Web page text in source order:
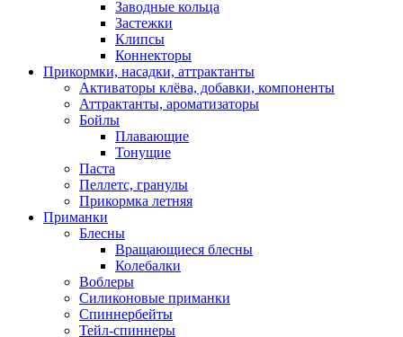
Заводные кольца
Застежки
Клипсы
Коннекторы
Прикормки, насадки, аттрактанты
Активаторы клёва, добавки, компоненты
Аттрактанты, ароматизаторы
Бойлы
Плавающие
Тонущие
Паста
Пеллетс, гранулы
Прикормка летняя
Приманки
Блесны
Вращающиеся блесны
Колебалки
Воблеры
Силиконовые приманки
Спиннербейты
Тейл-спиннеры